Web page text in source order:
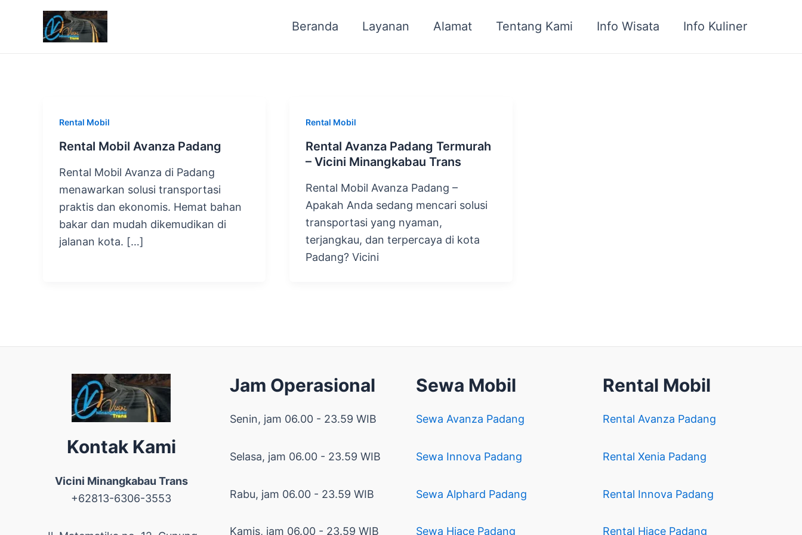
Beranda Layanan Alamat Tentang Kami Info Wisata Info Kuliner
Rental Mobil
Rental Mobil Avanza Padang
Rental Mobil Avanza di Padang
menawarkan solusi transportasi
praktis dan ekonomis. Hemat bahan
bakar dan mudah dikemudikan di
jalanan kota. […]
Rental Mobil
Rental Avanza Padang Termurah
– Vicini Minangkabau Trans
Rental Mobil Avanza Padang –
Apakah Anda sedang mencari solusi
transportasi yang nyaman,
terjangkau, dan terpercaya di kota
Padang? Vicini
Kontak Kami
Vicini Minangkabau Trans
+62813-6306-3553
Jam Operasional
Senin, jam 06.00 - 23.59 WIB
Selasa, jam 06.00 - 23.59 WIB
Rabu, jam 06.00 - 23.59 WIB
Kamis, jam 06.00 - 23.59 WIB
Sewa Mobil
Sewa Avanza Padang
Sewa Innova Padang
Sewa Alphard Padang
Sewa Hiace Padang
Rental Mobil
Rental Avanza Padang
Rental Xenia Padang
Rental Innova Padang
Rental Hiace Padang